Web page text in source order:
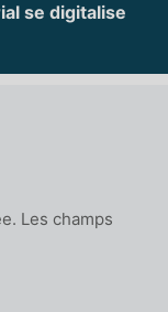
se digitalise
Les champs